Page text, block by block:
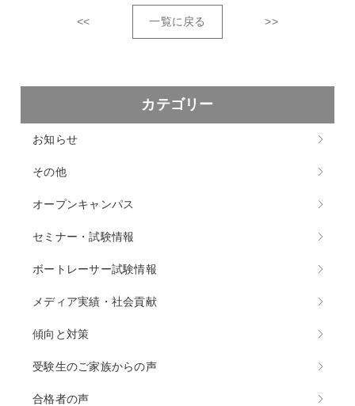
<< 一覧に戻る >>
カテゴリー
お知らせ
その他
オープンキャンパス
セミナー・試験情報
ボートレーサー試験情報
メディア実績・社会貢献
傾向と対策
受験生のご家族からの声
合格者の声